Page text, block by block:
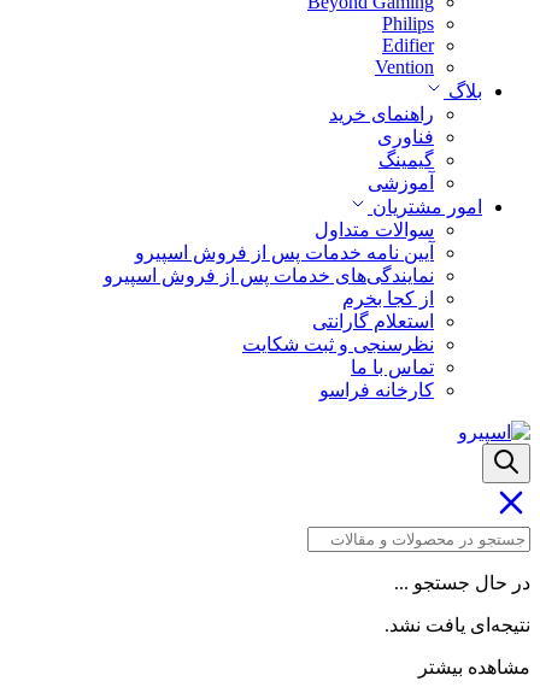
Philips
Edifier
Vention
بلاگ
راهنمای خرید
فناوری
گیمینگ
آموزشی
امور مشتریان
سوالات متداول
آیین نامه خدمات پس از فروش اسپیرو
نمایندگی‌های خدمات پس از فروش اسپیرو
از کجا بخرم
استعلام گارانتی
نظرسنجی و ثبت شکایت
تماس با ما
کارخانه فراسو
در حال جستجو ...
نتیجه‌ای یافت نشد.
مشاهده بیشتر